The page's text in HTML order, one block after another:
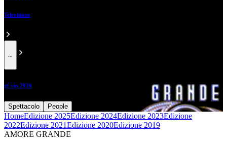
Televisione
gf vip 2026
Spettacolo People
HomeEdizione 2025Edizione 2024Edizione 2023Edizione
2022Edizione 2021Edizione 2020Edizione 2019
AMORE GRANDE